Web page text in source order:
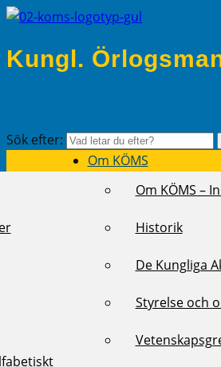
Kungl.
Sök efter:
Om KÖMS
Om KÖMS –
Historik
De Kungliga
Styrelse och